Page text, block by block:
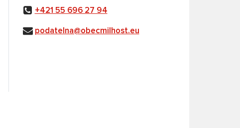
+421 55 696 27 94
podatelna@obecmilhost.eu